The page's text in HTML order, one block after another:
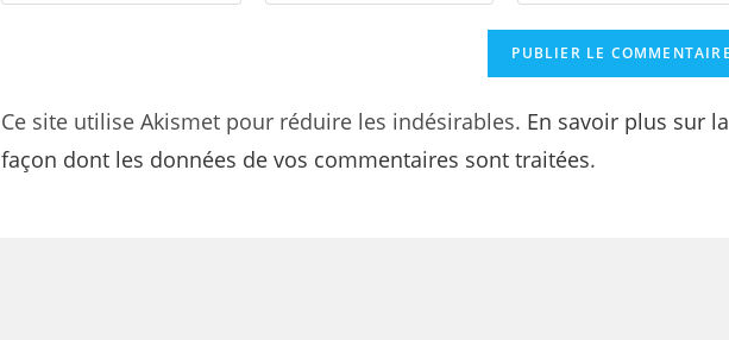
Ce site utilise Akismet pour réduire les indésirables. En savoir plus sur la
façon dont les données de vos commentaires sont traitées.